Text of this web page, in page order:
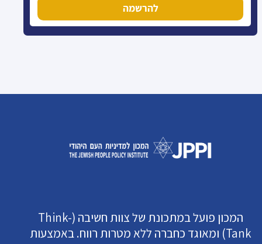
להרשמה
המכון פועל במתכונת של צוות חשיבה (Think-
Tank) ומאוגד כחברה ללא מטרות רווח. באמצעות